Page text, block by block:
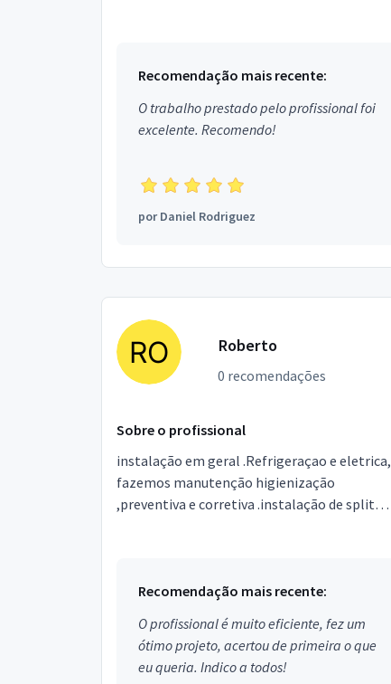
Recomendação mais recente:
O trabalho prestado pelo profissional foi
excelente. Recomendo!
porDaniel Rodriguez
Roberto
0 recomendações
Sobre o profissional
instalação em geral .Refrigeraçao e eletrica,
fazemos manutenção higienização
,preventiva e corretiva .instalação de split
Recomendação mais recente:
O profissional é muito eficiente, fez um
ótimo projeto, acertou de primeira o que
eu queria. Indico a todos!